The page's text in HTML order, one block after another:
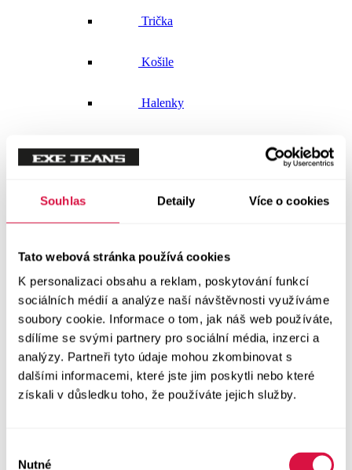
Souhlas Detaily Více o cookies
Tato webová stránka používá cookies
K personalizaci obsahu a reklam, poskytování funkcí
sociálních médií a analýze naší návštěvnosti využíváme
soubory cookie. Informace o tom, jak náš web používáte,
sdílíme se svými partnery pro sociální média, inzerci a
analýzy. Partneři tyto údaje mohou zkombinovat s
dalšími informacemi, které jste jim poskytli nebo které
získali v důsledku toho, že používáte jejich služby.
Nutné
Trička
Košile
Halenky
Vše v kategorii Svetry a mikiny
Mikiny
Svetry
Šaty a sukně
Vše v kategorii Šaty a sukně
NOVINKY
Letní šaty